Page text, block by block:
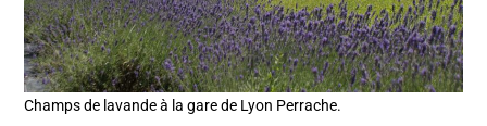
Champs de lavande à la gare de Lyon Perrache.